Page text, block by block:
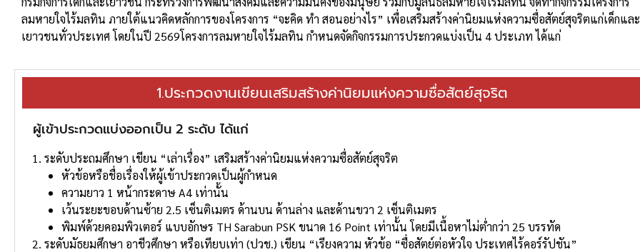
ลมหายใจไร้มลทิน ภายใต้แนวคิดหลักการของโครงการ “จะคิด ทํา สอนอย่างไร” เพื่อเสริมสร้างค่านิยมแห่งความซื่อสัตย์สุจริตแก่เด็กและ
เยาวชนทั่วประเทศ โดยในปี 2569โครงการลมหายใจไร้มลทิน กําหนดจัดกิจกรรมการประกวดแบ่งเป็น 4 ประเภท ได้แก่
1.ประกวดงานเขียนเสริมสร้างค่านิยมแห่งความซื่อสัตย์สุจริต
ผู้เข้าประกวดแบ่งออกเป็น 2 ระดับ ได้แก่
ระดับประถมศึกษา เขียน “เล่าเรื่อง” เสริมสร้างค่านิยมแห่งความซื่อสัตย์สุจริต
หัวข้อหรือชื่อเรื่องให้ผู้เข้าประกวดเป็นผู้กําหนด
ความยาว 1 หน้ากระดาษ A4 เท่านั้น
เว้นระยะขอบด้านซ้าย 2.5 เซ็นติเมตร ด้านบน ด้านล่าง และด้านขวา 2 เซ็นติเมตร
พิมพ์ด้วยคอมพิวเตอร์ แบบอักษร TH Sarabun PSK ขนาด 16 Point เท่านั้น โดยมีเนื้อหาไม่ต่ํากว่า 25 บรรทัด
ระดับมัธยมศึกษา อาชีวศึกษา หรือเทียบเท่า (ปวช.) เขียน “เรียงความ หัวข้อ “ซื่อสัตย์ต่อหัวใจ ประเทศไร้คอร์รัปชัน”